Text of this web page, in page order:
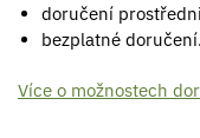
doručení
bezplatné doručení.
Více o možnostech